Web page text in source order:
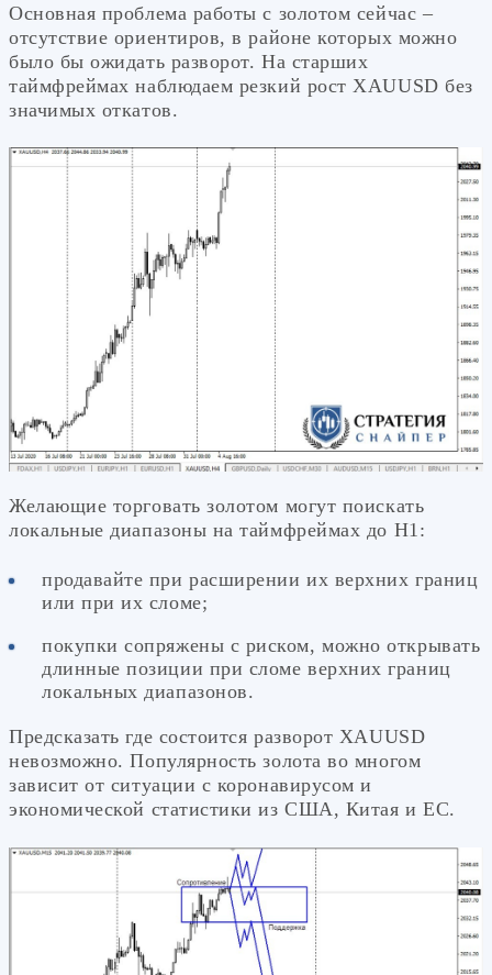
Основная проблема работы с золотом сейчас –
отсутствие ориентиров, в районе которых можно
было бы ожидать разворот. На старших
таймфреймах наблюдаем резкий рост XAUUSD без
значимых откатов.
Желающие торговать золотом могут поискать
локальные диапазоны на таймфреймах до Н1:
продавайте при расширении их верхних границ
или при их сломе;
покупки сопряжены с риском, можно открывать
длинные позиции при сломе верхних границ
локальных диапазонов.
Предсказать где состоится разворот XAUUSD
невозможно. Популярность золота во многом
зависит от ситуации с коронавирусом и
экономической статистики из США, Китая и ЕС.